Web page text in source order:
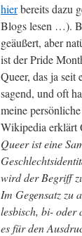
hierbereits dazu
Blogs lesen …).
geäußert, aber
ist der Pride
Queer, das ja
sagend, und oft
meine
Wikipedia erklärt
Queer ist eine
wird der Begriff
Im Gegensatz zu
lesbisch, bi- oder
es für den